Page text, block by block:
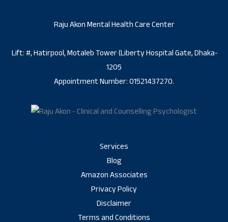
Raju Akon Mental Health Care Center
Lift: #, Hatirpool, Motaleb Tower (Liberty Hospital Gate, Dhaka-
1205
Appointment Number: 01521437270.
Services
Blog
Amazon Associates
Privacy Policy
Disclaimer
Terms and Conditions